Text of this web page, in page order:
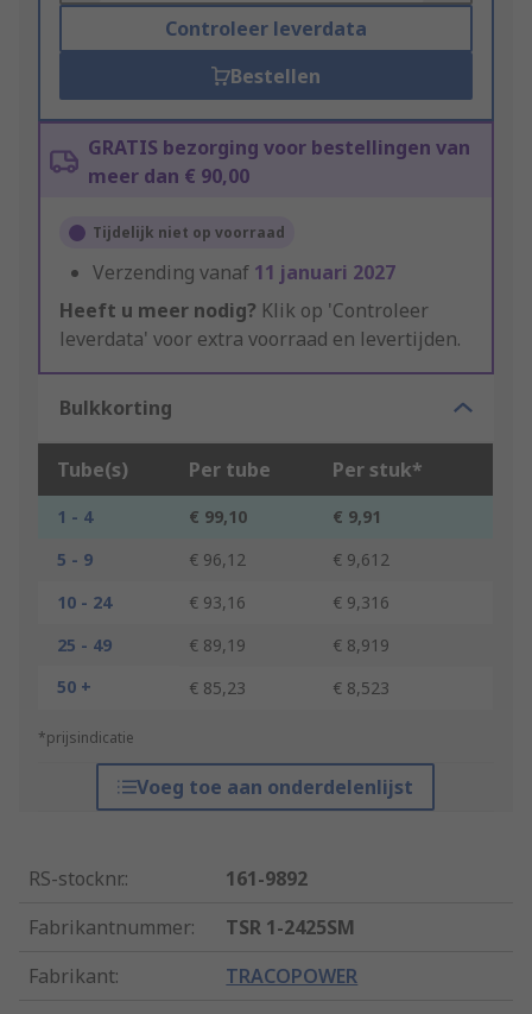
Controleer leverdata
Bestellen
GRATIS bezorging voor bestellingen van
meer dan € 90,00
Tijdelijk niet op voorraad
Verzending vanaf 11 januari 2027
Heeft u meer nodig? Klik op 'Controleer
leverdata' voor extra voorraad en levertijden.
Bulkkorting
Tube(s) Per tube Per stuk*
1 - 4 € 99,10
€ 9,91
5 - 9
€ 96,12
€ 9,612
10 - 24
€ 93,16
€ 9,316
25 - 49
€ 89,19
€ 8,919
50 +
€ 85,23 € 8,523
*prijsindicatie
Voeg toe aan onderdelenlijst
RS-stocknr.:
161-9892
Fabrikantnummer:
TSR 1-2425SM
Fabrikant: TRACOPOWER